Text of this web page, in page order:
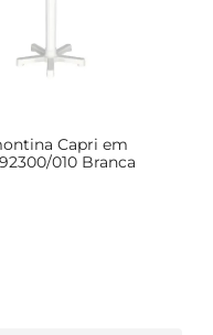
Capri em
010 Branca